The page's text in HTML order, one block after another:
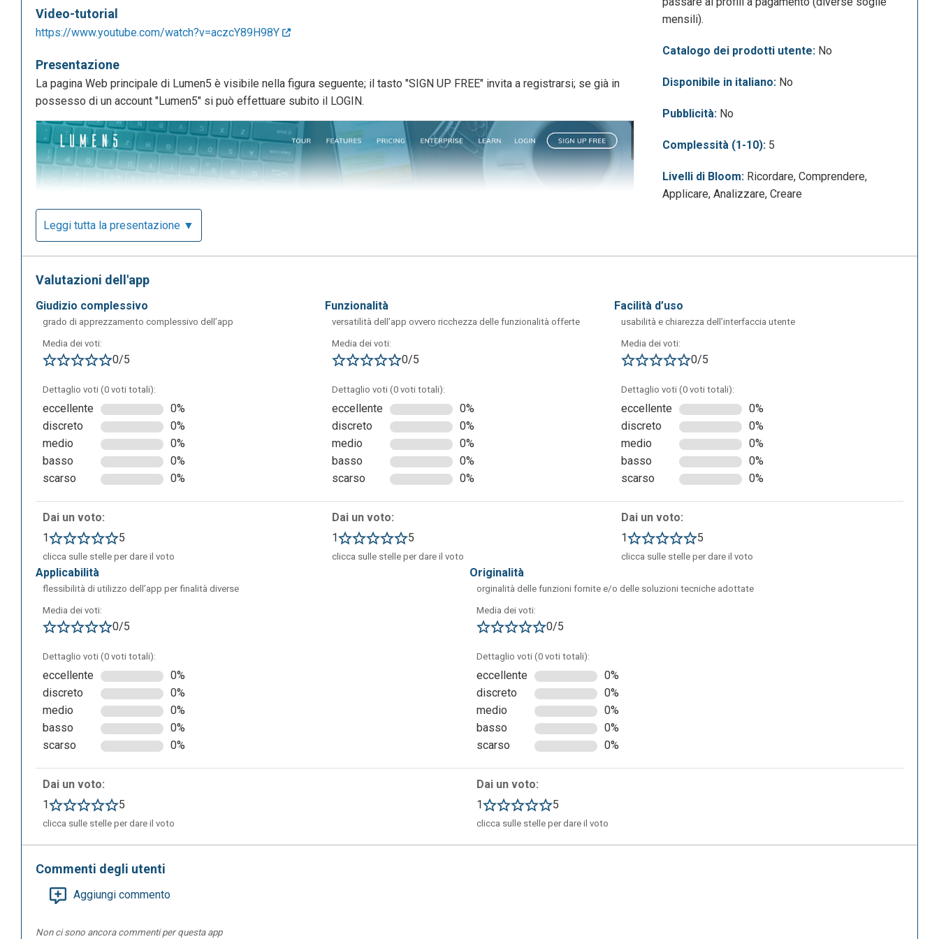
Video-tutorial
https://www.youtube.com/watch?v=aczcY89H98Y
Presentazione
La pagina Web principale di Lumen5 è visibile nella figura seguente; il tasto "SIGN UP FREE" invita a registrarsi; se già in
possesso di un account "Lumen5" si può effettuare subito il LOGIN.
Per registrarsi è necessario fornire un indirizzo mail oppure utilizzare il proprio profilo Facebook.
Una volta registrati si apre immediatamente una dashboard molto semplice e dove in seguito appariranno tutti i nostri
lavori. Cliccando su "CREATE VIDEO" si apre la pagina per iniziare a creare il nostro prodotto.
Leggi tutta la presentazione ▼
mensili).
Catalogo dei prodotti utente: No
Disponibile in italiano: No
Pubblicità: No
Complessità (1-10): 5
Livelli di Bloom: Ricordare, Comprendere,
Applicare, Analizzare, Creare
Valutazioni dell'app
giudizio complessivo
grado di apprezzamento complessivo dell’app
Media dei voti:
0/5
Dettaglio voti (0 voti totali):
eccellente
0%
discreto
0%
medio
0%
basso
0%
scarso
0%
Dai un voto:
1
5
clicca sulle stelle per dare il voto
funzionalità
versatilità dell’app ovvero ricchezza delle funzionalità offerte
Media dei voti:
0/5
Dettaglio voti (0 voti totali):
eccellente
0%
discreto
0%
medio
0%
basso
0%
scarso
0%
Dai un voto:
1
5
clicca sulle stelle per dare il voto
facilità d’uso
usabilità e chiarezza dell’interfaccia utente
Media dei voti:
0/5
Dettaglio voti (0 voti totali):
eccellente
0%
discreto
0%
medio
0%
basso
0%
scarso
0%
Dai un voto:
1
5
clicca sulle stelle per dare il voto
applicabilità
flessibilità di utilizzo dell’app per finalità diverse
Media dei voti:
0/5
Dettaglio voti (0 voti totali):
eccellente
0%
discreto
0%
medio
0%
basso
0%
scarso
0%
Dai un voto:
1
5
clicca sulle stelle per dare il voto
originalità
orginalità delle funzioni fornite e/o delle soluzioni tecniche adottate
Media dei voti:
0/5
Dettaglio voti (0 voti totali):
eccellente
0%
discreto
0%
medio
0%
basso
0%
scarso
0%
Dai un voto:
1
5
clicca sulle stelle per dare il voto
Commenti degli utenti
Aggiungi commento
Non ci sono ancora commenti per questa app